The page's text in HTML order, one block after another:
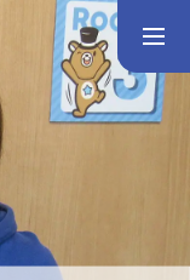
Instagram